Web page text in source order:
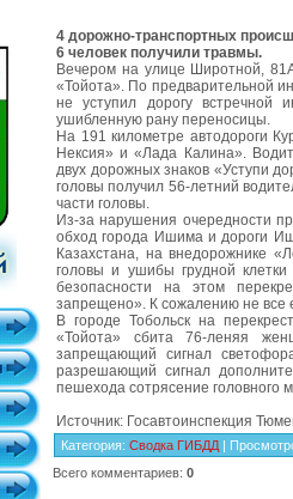
4 дорожно-транспортных
6 человек получили травмы.
Вечером на улице Широтной,
«Тойота». По предварительной
не уступил дорогу встречной
ушибленную рану переносицы.
На 191 километре автодороги
Нексия» и «Лада Калина».
двух дорожных знаков «Уступи
головы получил 56-летний
части головы.
Из-за нарушения очередности
обход города Ишима и дороги
Казахстана, на внедорожнике
головы и ушибы грудной
безопасности на этом
запрещено». К сожалению не все
В городе Тобольск на
«Тойота» сбита 76-леняя
запрещающий сигнал
разрешающий сигнал
пешехода сотрясение головного
Источник: Госавтоинспекция
Категория: Сводка ГИБДД |
Всего комментариев: 0